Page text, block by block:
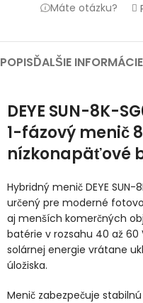
Máte otázku?
POPISĎALŠIE INFORMÁCIE
DEYE SUN-8K-
1-fázový menič
nízkonapäťové
Hybridný menič DEYE SUN-
určený pre moderné
aj menších komerčných
batérie v rozsahu 40 až
solárnej energie vrátane
úložiska.
Menič zabezpečuje